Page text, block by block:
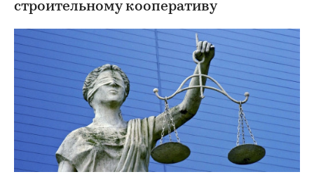
строительному кооперативу